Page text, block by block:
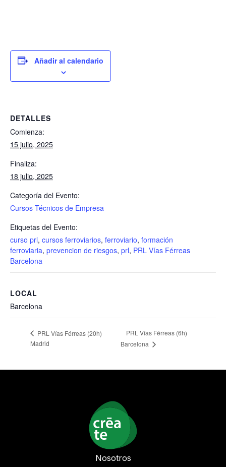
Añadir al calendario
DETALLES
Comienza:
15 julio, 2025
Finaliza:
18 julio, 2025
Categoría del Evento:
Cursos Técnicos de Empresa
Etiquetas del Evento:
curso prl, cursos ferroviarios, ferroviario, formación
ferroviaria, prevencion de riesgos, prl, PRL Vías Férreas
Barcelona
LOCAL
Barcelona
PRL Vías Férreas (20h)
Madrid
PRL Vías Férreas (6h)
Barcelona
Nosotros